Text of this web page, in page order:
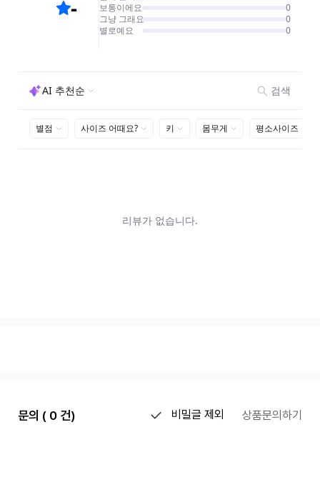
문의 ( 0 건) 비밀글 제외 상품문의하기